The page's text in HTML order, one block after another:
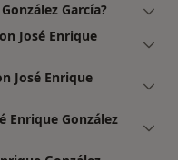
García?
José Enrique
José Enrique
Enrique González